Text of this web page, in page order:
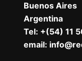
Buenos Aires
Argentina
Tel: +(54) 11
email: